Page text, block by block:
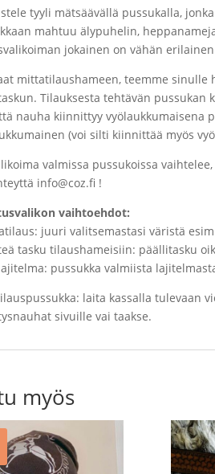
tyyli mätsäävällä pussukalla,
mahtuu älypuhelin,
jokainen on vähän
mittatilaushameen, teemme sinulle
Tilauksesta tehtävän pussukan
nauha kiinnittyy vyölaukkumaisena
(voi silti kiinnittää myös
valmissa pussukoissa
info@coz.fi !
vaihtoehdot:
juuri valitsemastasi väristä
tasku tilaushameisiin: päällitasku
pussukka valmiista
laita kassalla tulevaan
sivuille vai taakse.
myös